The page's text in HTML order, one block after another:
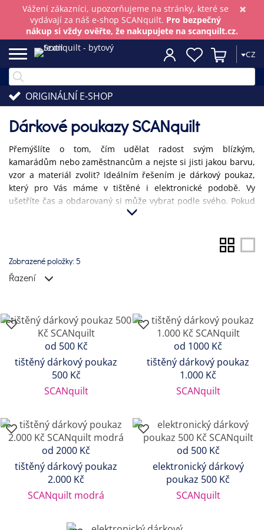
×
Vážení zákazníci, upozorňujeme na stránky, které se
vydávají za náš e-shop SCANquilt. Pro bezpečný
nákup si vždy ověřte, že nakupujete na scanquilt.cz.
CZ
ORIGINÁLNÍ E-SHOP
Dárkové poukazy SCANquilt
Přemýšlíte o tom, čím udělat radost svým blízkým,
kamarádům nebo zaměstnancům a nejste si jisti jakou barvu,
vzor a materiál zvolit? Ideálním řešením je dárkový poukaz,
který pro Vás máme v tištěné i elektronické podobě. Vy
ušetříte čas a obdarovaný si může vybrat podle svého. Pokud
včera bylo pozdě, elektronický dárkový certifikát je tou
Zobrazené položky:5
Řazení
od 500 Kč
tištěný dárkový poukaz
500 Kč
SCANquilt
od 1000 Kč
tištěný dárkový poukaz
1.000 Kč
SCANquilt
od 2000 Kč
tištěný dárkový poukaz
2.000 Kč
SCANquilt modrá
od 500 Kč
elektronický dárkový
poukaz 500 Kč
SCANquilt